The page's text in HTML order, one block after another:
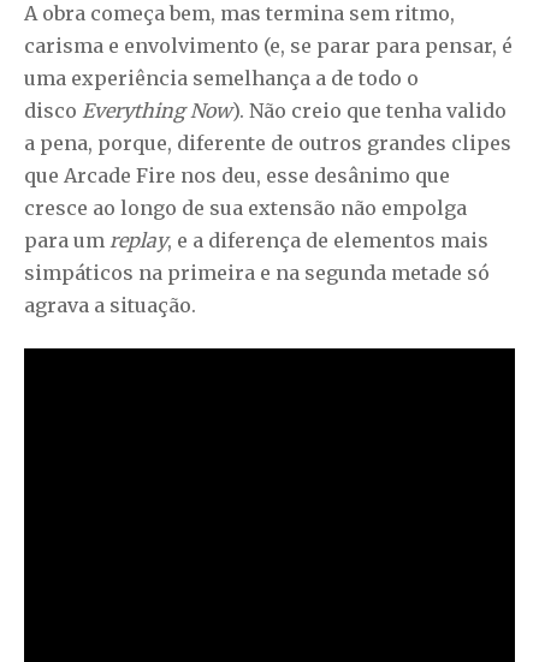
A obra começa bem, mas termina sem ritmo,
carisma e envolvimento (e, se parar para pensar, é
uma experiência semelhança a de todo o
disco Everything Now). Não creio que tenha valido
a pena, porque, diferente de outros grandes clipes
que Arcade Fire nos deu, esse desânimo que
cresce ao longo de sua extensão não empolga
para um replay, e a diferença de elementos mais
simpáticos na primeira e na segunda metade só
agrava a situação.